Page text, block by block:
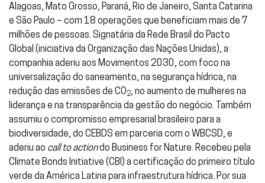
Alagoas, Mato Grosso, Paraná, Rio de Janeiro, Santa Catarina
e São Paulo – com 18 operações que beneficiam mais de 7
milhões de pessoas. Signatária da Rede Brasil do Pacto
Global (iniciativa da Organização das Nações Unidas), a
companhia aderiu aos Movimentos 2030, com foco na
universalização do saneamento, na segurança hídrica, na
redução das emissões de CO2 , no aumento de mulheres na
liderança e na transparência da gestão do negócio. Também
assumiu o compromisso empresarial brasileiro para a
biodiversidade, do CEBDS em parceria com o WBCSD, e
aderiu ao call to actiondo Business for Nature. Recebeu pela
Climate Bonds Initiative (CBI) a certificação do primeiro título
verde da América Latina para infraestrutura hídrica. Por sua